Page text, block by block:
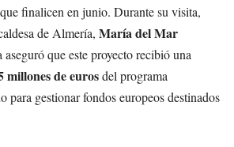
finalicen en junio. Durante su visita,
de Almería, María del Mar
aseguró que este proyecto recibió una
millones de eurosdel programa
para gestionar fondos europeos destinados